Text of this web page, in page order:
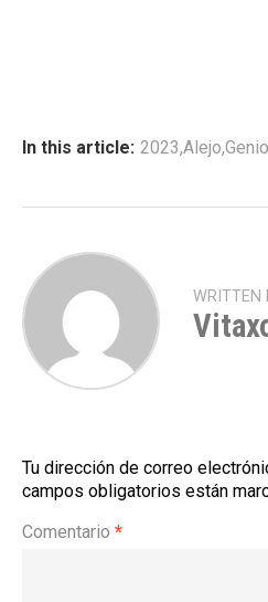
In this article: 2023,Alejo,Genio
WRITTEN
Tu dirección de correo
campos obligatorios están
Comentario *